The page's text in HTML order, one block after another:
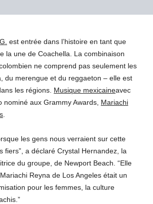
est entrée dans l’histoire en tant que
la une de Coachella. La combinaison
ne comprend pas seulement les
du merengue et du reggaeton – elle est
les régions. Musique mexicaineavec
nominé aux Grammy Awards, Mariachi
les gens nous verraient sur cette
fiers”, a déclaré Crystal Hernandez, la
du groupe, de Newport Beach. “Elle
Reyna de Los Angeles était un
pour les femmes, la culture